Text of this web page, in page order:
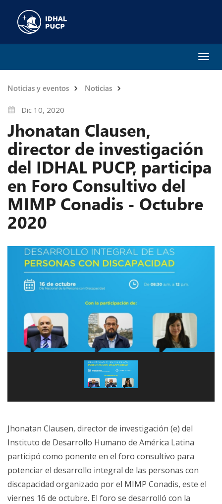
Noticias y eventos Noticias
Dic 10, 2020
Jhonatan Clausen,
director de investigación
del IDHAL PUCP, participa
en Foro Consultivo del
MIMP Conadis - Octubre
2020
Jhonatan Clausen, director de investigación (e) del
Instituto de Desarrollo Humano de América Latina
participó como ponente en el foro consultivo para
potenciar el desarrollo integral de las personas con
discapacidad organizado por el MIMP Conadis, este el
viernes 16 de octubre. El foro se desarrolló con la